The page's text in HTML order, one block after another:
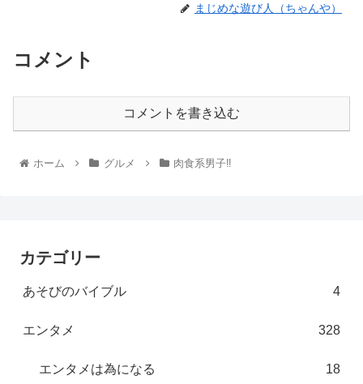
まじめな遊び人（ちゃんや）
コメント
コメントを書き込む
ホーム グルメ 肉食系男子‼︎
カテゴリー
あそびのバイブル 4
エンタメ 328
エンタメは為になる 18